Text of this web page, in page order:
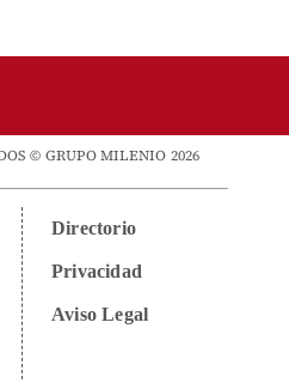
© GRUPO MILENIO 2026
Directorio
Privacidad
Aviso Legal